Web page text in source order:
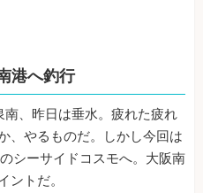
港へ釣行
、昨日は垂水。疲れた疲れ
、やるものだ。しかし今回は
シーサイドコスモへ。大阪南
ントだ。